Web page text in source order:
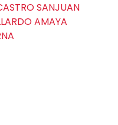
SANJUAN
AMAYA